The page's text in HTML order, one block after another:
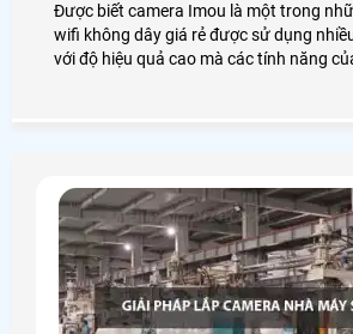
Được biết camera Imou là một trong
wifi không dây giá rẻ được sử dụng
với độ hiệu quả cao mà các tính năng